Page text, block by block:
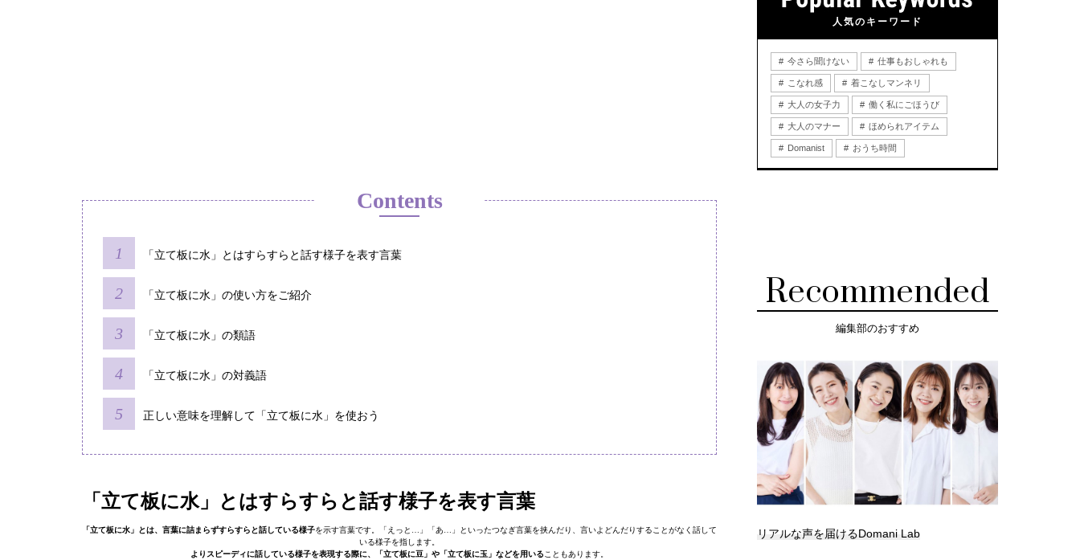
Contents
「立て板に水」とはすらすらと話す様子を表す言葉
「立て板に水」の使い方をご紹介
「立て板に水」の類語
「立て板に水」の対義語
正しい意味を理解して「立て板に水」を使おう
「立て板に水」とはすらすらと話す様子を表す言葉
「立て板に水」とは、言葉に詰まらずすらすらと話している様子を示す言葉です。「えっと…」「あ…」といったつなぎ言葉を挟んだり、言いよどんだりすることがなく話して
いる様子を指します。
よりスピーディに話している様子を表現する際に、「立て板に豆」や「立て板に玉」などを用いることもあります。
人気のキーワード
今さら聞けない 仕事もおしゃれも
こなれ感 着こなしマンネリ
大人の女子力 働く私にごほうび
大人のマナー ほめられアイテム
Domanist おうち時間
Recommended
編集部のおすすめ
リアルな声を届けるDomani Lab